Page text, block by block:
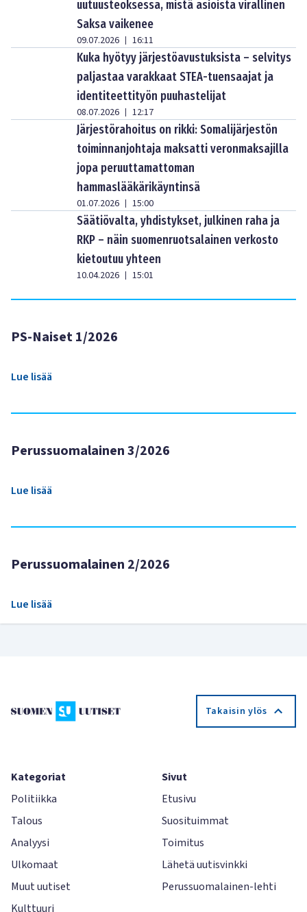
uutuusteoksessa, mistä asioista virallinen
Saksa vaikenee
09.07.2026 | 16:11
Kuka hyötyy järjestöavustuksista – selvitys
paljastaa varakkaat STEA-tuensaajat ja
identiteettityön puuhastelijat
08.07.2026 | 12:17
Järjestörahoitus on rikki: Somalijärjestön
toiminnanjohtaja maksatti veronmaksajilla
jopa peruuttamattoman
hammaslääkärikäyntinsä
01.07.2026 | 15:00
Säätiövalta, yhdistykset, julkinen raha ja
RKP – näin suomenruotsalainen verkosto
kietoutuu yhteen
10.04.2026 | 15:01
PS-Naiset 1/2026
Lue lisää
Perussuomalainen 3/2026
Lue lisää
Perussuomalainen 2/2026
Lue lisää
Takaisin ylös
Kategoriat
Politiikka
Talous
Analyysi
Ulkomaat
Muut uutiset
Kulttuuri
Sivut
Etusivu
Suosituimmat
Toimitus
Lähetä uutisvinkki
Perussuomalainen-lehti